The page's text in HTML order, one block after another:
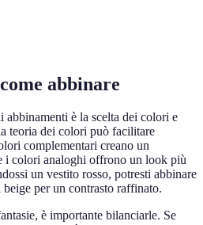
abbinare
abbinamenti è la scelta dei colori e
teoria dei colori può facilitare
complementari creano un
i colori analoghi offrono un look più
un vestito rosso, potresti abbinare
per un contrasto raffinato.
è importante bilanciarle. Se